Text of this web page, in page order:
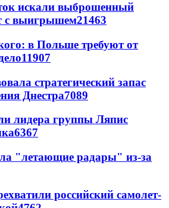
искали выброшенный
с выигрышем21463
в Польше требуют от
11907
стратегический запас
Днестра7089
лидера группы Ляпис
6367
"летающие радары" из-за
российский самолет-